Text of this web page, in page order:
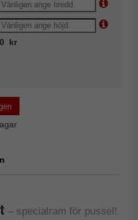
kr
– specialram för pussel!